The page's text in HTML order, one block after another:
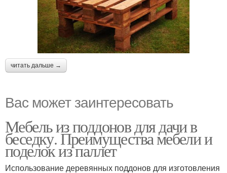
читать дальше →
Вас может заинтересовать
Мебель из поддонов для дачи в
беседку. Преимущества мебели и
поделок из паллет
Использование деревянных поддонов для изготовления